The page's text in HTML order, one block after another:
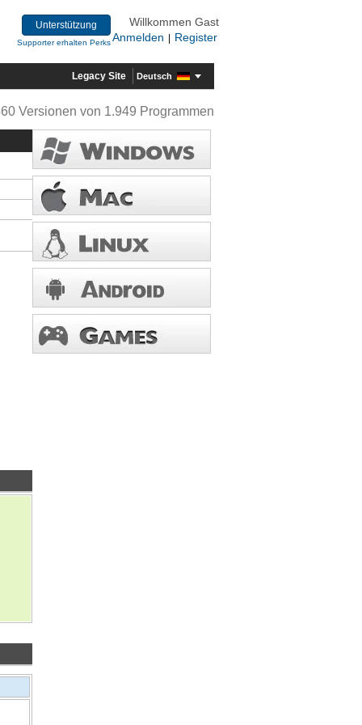
Unterstützung
Supporter erhalten Perks
Willkommen Gast
Anmelden
Register
Legacy Site Deutsch
Versionen von 1.949 Programmen